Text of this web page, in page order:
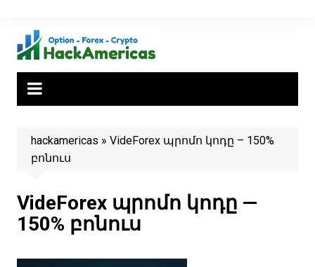
content
hackamericas » VideForex պրոմո կոդը – 150%
բոնուս
VideForex պրոմո կոդը —
150% բոնուս